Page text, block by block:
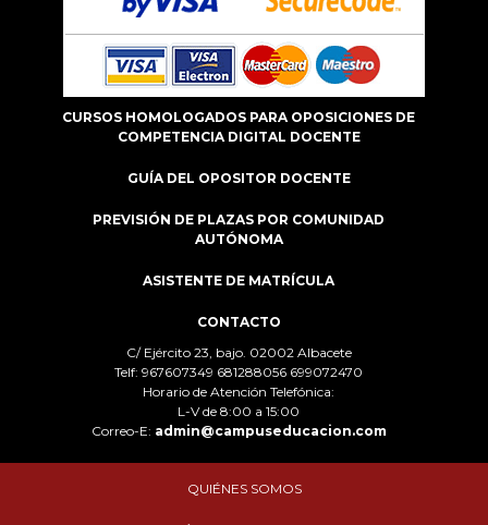
CURSOS HOMOLOGADOS PARA OPOSICIONES DE
COMPETENCIA DIGITAL DOCENTE
GUÍA DEL OPOSITOR DOCENTE
PREVISIÓN DE PLAZAS POR COMUNIDAD
AUTÓNOMA
ASISTENTE DE MATRÍCULA
CONTACTO
C/ Ejército 23, bajo. 02002 Albacete
Telf: 967607349 681288056 699072470
Horario de Atención Telefónica:
L-V de 8:00 a 15:00
Correo-E: admin@campuseducacion.com
QUIÉNES SOMOS